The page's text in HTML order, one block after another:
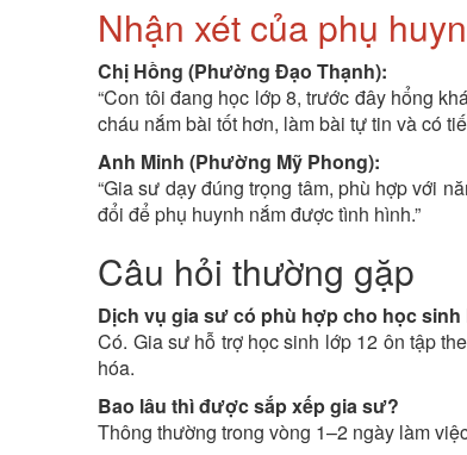
Nhận xét của phụ
Chị Hồng (Phường Đạo Thạnh):
“Con tôi đang học lớp 8, trước đây hổng
cháu nắm bài tốt hơn, làm bài tự tin và có
Anh Minh (Phường Mỹ Phong):
“Gia sư dạy đúng trọng tâm, phù hợp với
đổi để phụ huynh nắm được tình hình.”
Câu hỏi thường gặp
Dịch vụ gia sư có phù hợp cho học
Có. Gia sư hỗ trợ học sinh lớp 12 ôn tập
hóa.
Bao lâu thì được sắp xếp gia sư?
Thông thường trong vòng 1–2 ngày làm